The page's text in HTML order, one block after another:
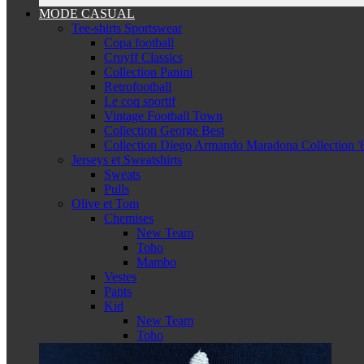
MODE CASUAL
Tee-shirts Sportswear
Copa football
Cruyff Classics
Collection Panini
Retrofootball
Le coq sportif
Vintage Football Town
Collection George Best
Collection Diego Armando Maradona Collection
Jerseys et Sweatshirts
Sweats
Pulls
Olive et Tom
Chemises
New Team
Toho
Mambo
Vestes
Pants
Kid
New Team
Toho